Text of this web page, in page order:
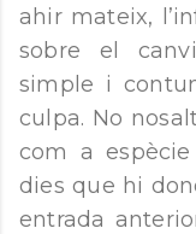
ahir mateix,
sobre el
simple i
culpa. No
com a
dies que hi
entrada